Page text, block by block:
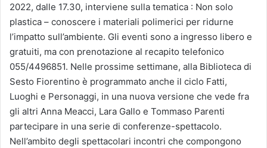
2022, dalle 17.30, interviene sulla tematica : Non solo
plastica – conoscere i materiali polimerici per ridurne
l’impatto sull’ambiente. Gli eventi sono a ingresso libero e
gratuiti, ma con prenotazione al recapito telefonico
055/4496851. Nelle prossime settimane, alla Biblioteca di
Sesto Fiorentino è programmato anche il ciclo Fatti,
Luoghi e Personaggi, in una nuova versione che vede fra
gli altri Anna Meacci, Lara Gallo e Tommaso Parenti
partecipare in una serie di conferenze-spettacolo.
Nell’ambito degli spettacolari incontri che compongono